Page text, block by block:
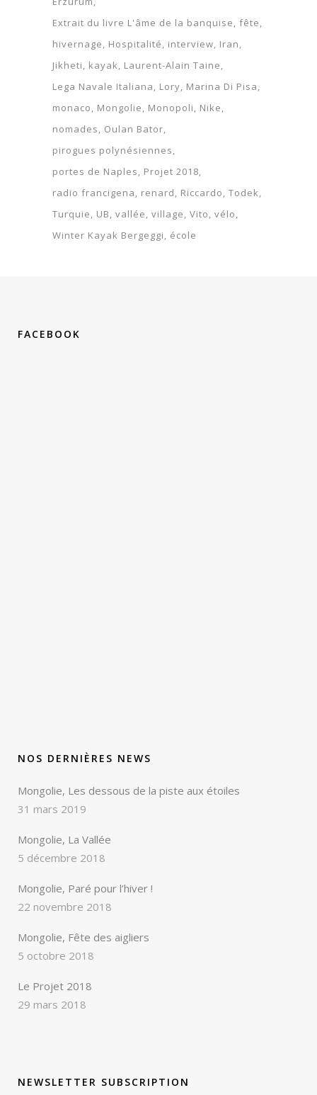
Extrait du livre L'âme de la banquise fête
hivernage
Hospitalité interview Iran
Jikheti
kayak
Laurent-Alain Taine
Lega Navale Italiana
Lory Marina Di Pisa
monaco
Mongolie Monopoli
Nike
nomades
Oulan Bator
pirogues polynésiennes
portes de Naples
Projet 2018
radio francigena
renard Riccardo Todek
Turquie
UB vallée village Vito vélo
Winter Kayak Bergeggi
école
FACEBOOK
NOS DERNIÈRES NEWS
Mongolie, Les dessous de la piste aux étoiles
31 mars 2019
Mongolie, La Vallée
5 décembre 2018
Mongolie, Paré pour l’hiver !
22 novembre 2018
Mongolie, Fête des aigliers
5 octobre 2018
Le Projet 2018
29 mars 2018
NEWSLETTER SUBSCRIPTION